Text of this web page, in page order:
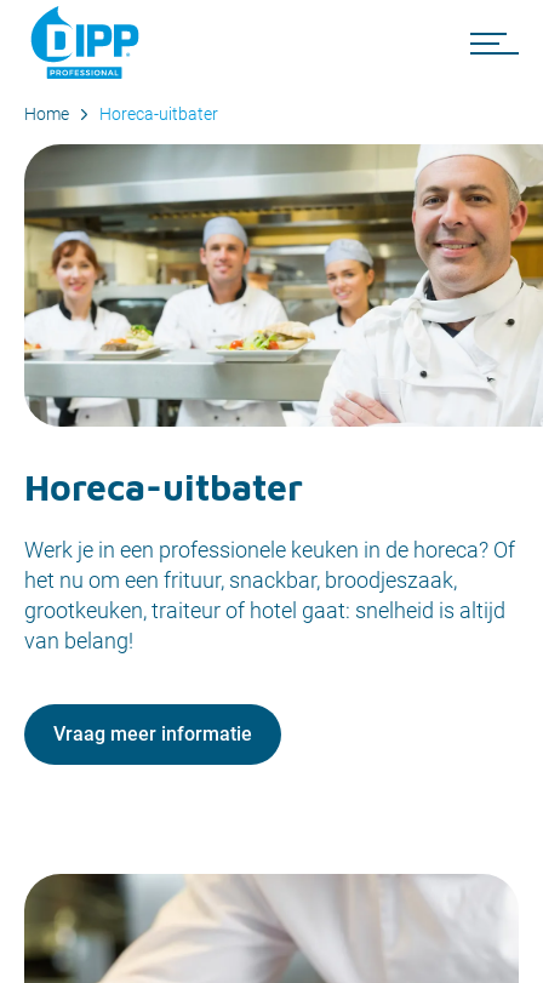
Home Horeca-uitbater
Horeca-uitbater
Werk je in een professionele keuken in de horeca? Of
het nu om een frituur, snackbar, broodjeszaak,
grootkeuken, traiteur of hotel gaat: snelheid is altijd
van belang!
Vraag meer informatie